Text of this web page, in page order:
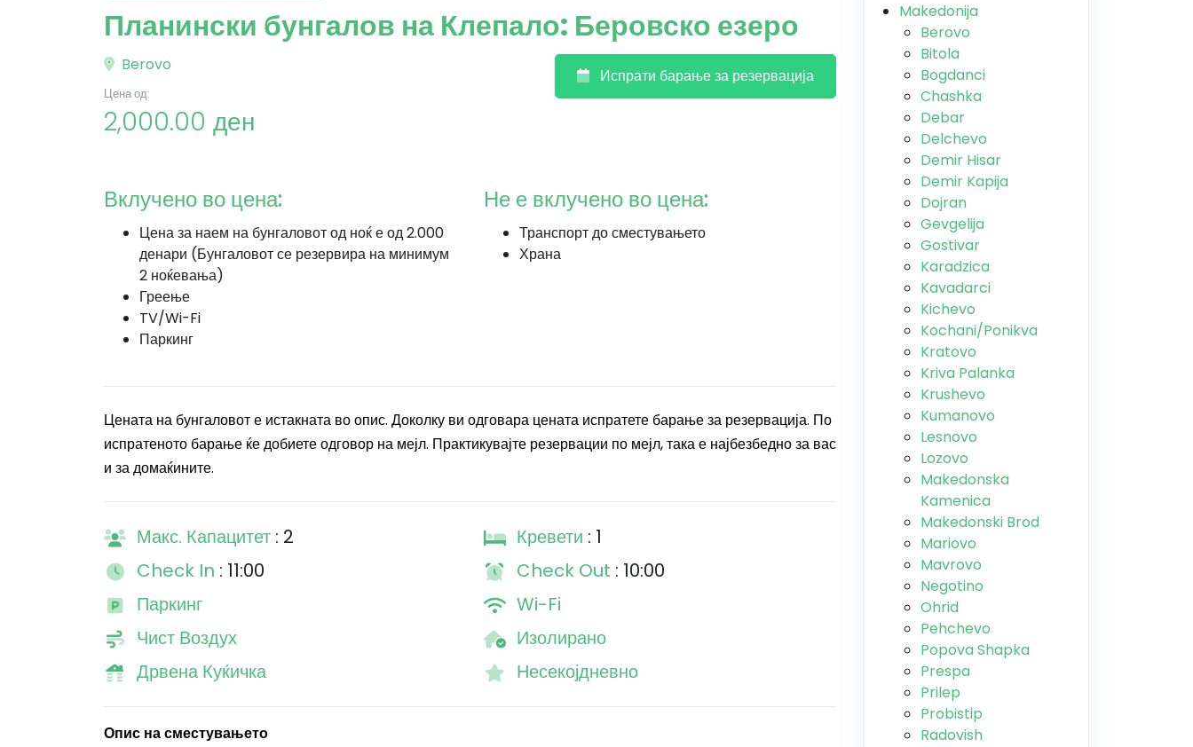
Планински бунгалов на Клепало: Беровско езеро
Berovo
Цена од:
2,000.00 ден
Испрати барање за резервација
Вклучено во цена:
Цена за наем на бунгаловот од ноќ е од 2.000
денари (Бунгаловот се резервира на минимум
2 ноќевања)
Греење
TV/Wi-Fi
Паркинг
Не е вклучено во цена:
Транспорт до сместувањето
Храна
Цената на бунгаловот е истакната во опис. Доколку ви одговара цената испратете барање за резервација. По
испратеното барање ќе добиете одговор на мејл. Практикувајте резервации по мејл, така е најбезбедно за вас
и за домаќините.
Макс. Капацитет : 2 Кревети : 1
Check In : 11:00 Check Out : 10:00
Паркинг
Wi-Fi
Чист Воздух
Изолирано
Дрвена Куќичка
Несекојдневно
Опис на сместувањето
Makedonija
Berovo
Bitola
Bogdanci
Chashka
Debar
Delchevo
Demir Hisar
Demir Kapija
Dojran
Gevgelija
Gostivar
Karadzica
Kavadarci
Kichevo
Kochani/Ponikva
Kratovo
Kriva Palanka
Krushevo
Kumanovo
Lesnovo
Lozovo
Makedonska
Kamenica
Makedonski Brod
Mariovo
Mavrovo
Negotino
Ohrid
Pehchevo
Popova Shapka
Prespa
Prilep
Probistip
Radovish